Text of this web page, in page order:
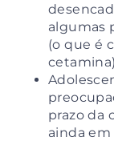
algumas
(o que é
prazo da
ainda